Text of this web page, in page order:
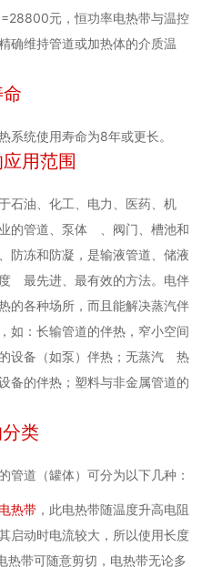
元，恒功率电热带与温控
确维持管道或加热体的介质温
系统使用寿命为8年或更长。
用范围
石油、化工、电力、医药、机
的管道、泵体 、阀门、槽池和
防冻和防凝，是输液管道、储液
最先进、最有效的方法。电伴
的各种场所，而且能解决蒸汽伴
：长输管道的伴热，窄小空间
设备（如泵）伴热；无蒸汽 热
备的伴热；塑料与非金属管道的
类
管道（罐体）可分为以下几种：
电热带 ，此电热带随温度升高电阻
启动时电流较大，所以使用长度
热带可随意剪切，电热带无论多